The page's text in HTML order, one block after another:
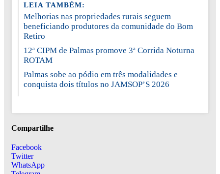
LEIA TAMBÉM:
Melhorias nas propriedades rurais seguem
beneficiando produtores da comunidade do Bom
Retiro
12ª CIPM de Palmas promove 3ª Corrida Noturna
ROTAM
Palmas sobe ao pódio em três modalidades e
conquista dois títulos no JAMSOP’S 2026
Compartilhe
Facebook
Twitter
WhatsApp